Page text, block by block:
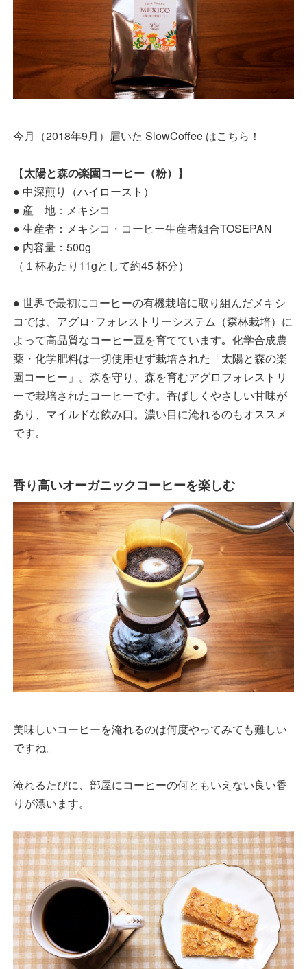
今月（2018年9月）届いた SlowCoffee はこちら！
【太陽と森の楽園コーヒー（粉） 】
● 中深煎り（ハイロースト）
● 産 地：メキシコ
● 生産者：メキシコ・コーヒー生産者組合TOSEPAN
● 内容量：500g
（１杯あたり11gとして約45 杯分）
● 世界で最初にコーヒーの有機栽培に取り組んだメキシ
コでは、アグロ･フォレストリーシステム（森林栽培）に
よって高品質なコーヒー豆を育てています｡ 化学合成農
薬・化学肥料は一切使用せず栽培された「太陽と森の楽
園コーヒー」。森を守り、森を育むアグロフォレストリ
ーで栽培されたコーヒーです。香ばしくやさしい甘味が
あり、マイルドな飲み口。濃い目に淹れるのもオススメ
です。
香り高いオーガニックコーヒーを楽しむ
美味しいコーヒーを淹れるのは何度やってみても難しい
ですね。
淹れるたびに、部屋にコーヒーの何ともいえない良い香
りが漂います。